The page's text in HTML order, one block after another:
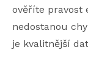
ověříte pravost
nedostanou
je kvalitnější